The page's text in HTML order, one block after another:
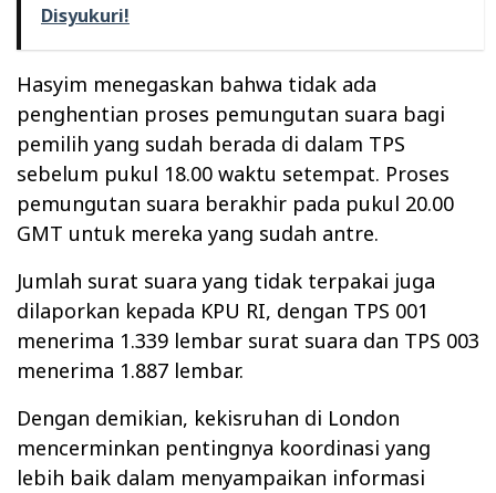
Disyukuri!
Hasyim menegaskan bahwa tidak ada
penghentian proses pemungutan suara bagi
pemilih yang sudah berada di dalam TPS
sebelum pukul 18.00 waktu setempat. Proses
pemungutan suara berakhir pada pukul 20.00
GMT untuk mereka yang sudah antre.
Jumlah surat suara yang tidak terpakai juga
dilaporkan kepada KPU RI, dengan TPS 001
menerima 1.339 lembar surat suara dan TPS 003
menerima 1.887 lembar.
Dengan demikian, kekisruhan di London
mencerminkan pentingnya koordinasi yang
lebih baik dalam menyampaikan informasi